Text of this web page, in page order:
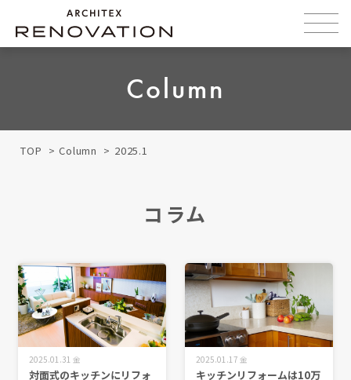
Column
TOP Column 2025.1
コラム
2025.01.31 金
対面式のキッチンにリフォ
2025.01.17 金
キッチンリフォームは10万